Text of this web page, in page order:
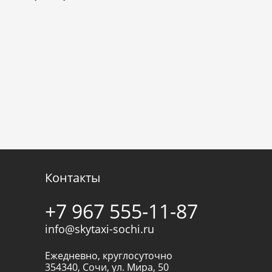
Контакты
+7 967 555-11-87
info@skytaxi-sochi.ru
Ежедневно, круглосуточно
354340, Сочи, ул. Мира, 50